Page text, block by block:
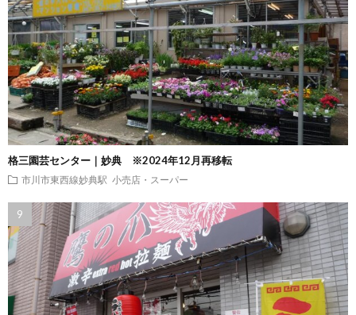
格三園芸センター｜妙典 ※2024年12月再移転
市川市東西線妙典駅 小売店・スーパー